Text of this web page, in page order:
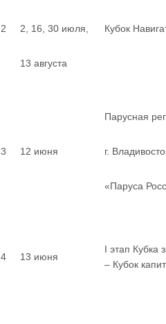
2 2, 16, 30 июля,
13 августа
Кубок
3 12 июня
Парусная
г.
«Паруса
4 13 июня
I этап Кубка
– Кубок